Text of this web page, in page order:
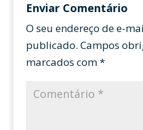
Enviar Comentário
O seu endereço de e-
publicado. Campos
marcados com*